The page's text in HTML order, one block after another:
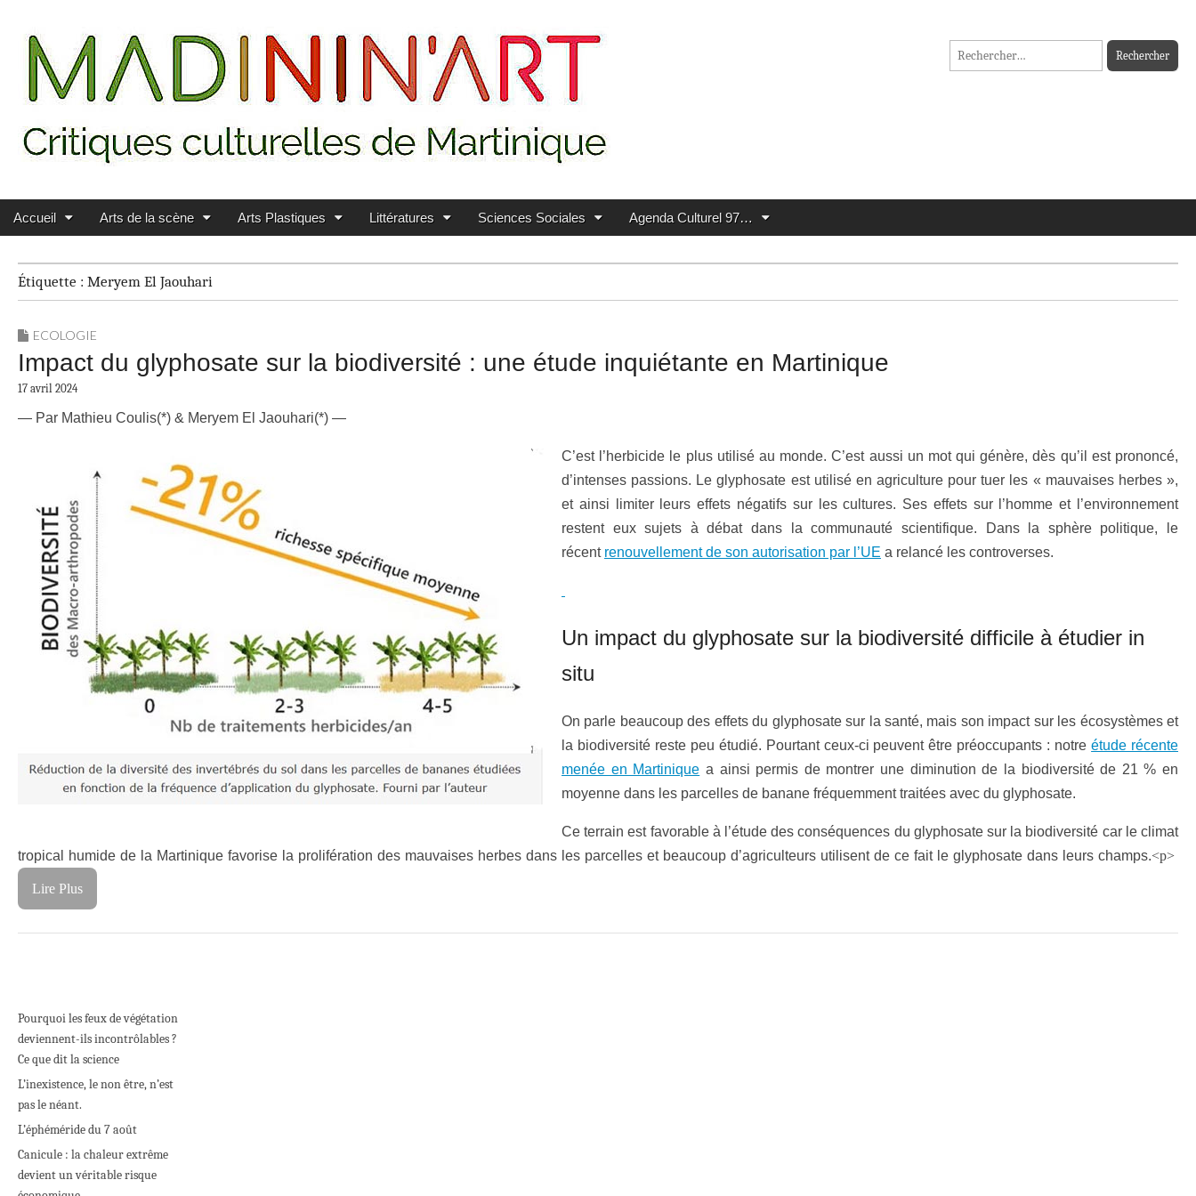
MADININ'ART
Rechercher :
Main menu
Skip to content
Accueil Arts de la scène Arts Plastiques Littératures Sciences Sociales Agenda Culturel 97…
Étiquette : Meryem El Jaouhari
ECOLOGIE
Impact du glyphosate sur la biodiversité : une étude inquiétante en Martinique
17 avril 2024
— Par Mathieu Coulis(*) & Meryem El Jaouhari(*) —
C’est l’herbicide le plus utilisé au monde. C’est aussi un mot qui génère, dès qu’il est prononcé,
d’intenses passions. Le glyphosate est utilisé en agriculture pour tuer les « mauvaises herbes »,
et ainsi limiter leurs effets négatifs sur les cultures. Ses effets sur l’homme et l’environnement
restent eux sujets à débat dans la communauté scientifique. Dans la sphère politique, le
récent renouvellement de son autorisation par l’UE a relancé les controverses.
Un impact du glyphosate sur la biodiversité difficile à étudier in
situ
On parle beaucoup des effets du glyphosate sur la santé, mais son impact sur les écosystèmes et
la biodiversité reste peu étudié. Pourtant ceux-ci peuvent être préoccupants : notreétude récente
menée en Martinique a ainsi permis de montrer une diminution de la biodiversité de 21 % en
moyenne dans les parcelles de banane fréquemment traitées avec du glyphosate.
Ce terrain est favorable à l’étude des conséquences du glyphosate sur la biodiversité car le climat
tropical humide de la Martinique favorise la prolifération des mauvaises herbes dans les parcelles et beaucoup d’agriculteurs utilisent de ce fait le glyphosate dans leurs champs.<p>
Lire Plus
Pourquoi les feux de végétation
deviennent-ils incontrôlables ?
Ce que dit la science
L’inexistence, le non être, n’est
pas le néant.
L’éphéméride du 7 août
Canicule : la chaleur extrême
devient un véritable risque